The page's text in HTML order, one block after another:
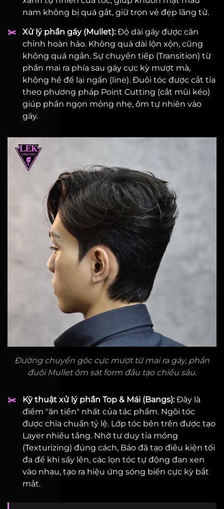
nam không bị quá gắt, giữ trọn vẻ đẹp lãng tử.
✂️ Xử lý phần gáy (Mullet):Độ dài gáy được căn
chỉnh hoàn hảo. Không quá dài lộn xộn, cũng
không quá ngắn. Sự chuyển tiếp (Transition) từ
phần mai ra phía sau gáy cực kỳ mượt mà,
không hề để lại ngấn (line). Đuôi tóc được cắt tỉa
theo phương pháp Point Cutting (cắt mũi kéo)
giúp phần ngọn mỏng nhẹ, ôm tự nhiên vào
gáy.
Đường chuyển góc cực mượt từ mai ra gáy, phần
đuôi Mullet ôm sát form đầu tạo chiều sâu.
✂️ Kỹ thuật xử lý phần Top & Mái (Bangs):Đây là
điểm "ăn tiền" nhất của tác phẩm. Ngôi tóc
được chia chuẩn tỷ lệ. Lớp tóc bên trên được tạo
Layer nhiều tầng. Nhờ tư duy tỉa mỏng
(Texturizing) đúng cách, Bảo đã tạo điều kiện tối
đa để khi sấy lên, các lọn tóc tự động đan xen
vào nhau, tạo ra hiệu ứng sóng biển cực kỳ bắt
mắt.